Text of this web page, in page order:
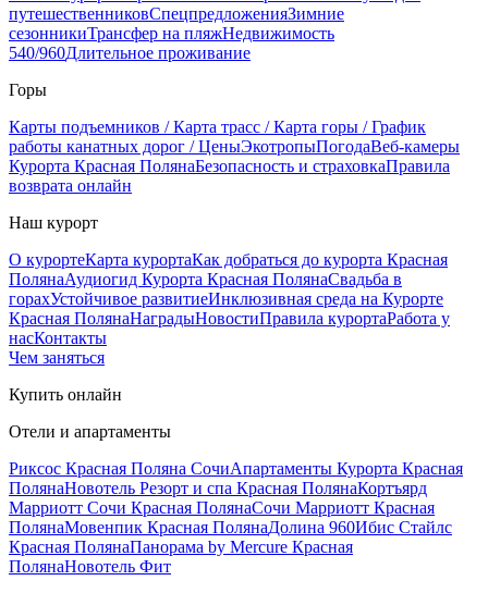
путешественниковСпецпредложенияЗимние
сезонникиТрансфер на пляжНедвижимость
540/960Длительное проживание
Горы
Карты подъемников / Карта трасс / Карта горы / График
работы канатных дорог / ЦеныЭкотропыПогодаВеб-камеры
Курорта Красная ПолянаБезопасность и страховкаПравила
возврата онлайн
Наш курорт
О курортеКарта курортаКак добраться до курорта Красная
ПолянаАудиогид Курорта Красная ПолянаСвадьба в
горахУстойчивое развитиеИнклюзивная среда на Курорте
Красная ПолянаНаградыНовостиПравила курортаРабота у
насКонтакты
Чем заняться
Купить онлайн
Отели и апартаменты
Риксос Красная Поляна СочиАпартаменты Курорта Красная
ПолянаНовотель Резорт и спа Красная ПолянаКортъярд
Марриотт Сочи Красная ПолянаСочи Марриотт Красная
ПолянаМовенпик Красная ПолянаДолина 960Ибис Стайлс
Красная ПолянаПанорама by Mercure Красная
ПолянаНовотель Фит